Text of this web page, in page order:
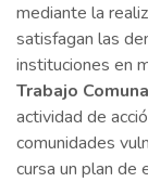
mediante la
satisfagan las
instituciones en
Trabajo
actividad de
comunidades
cursa un plan de